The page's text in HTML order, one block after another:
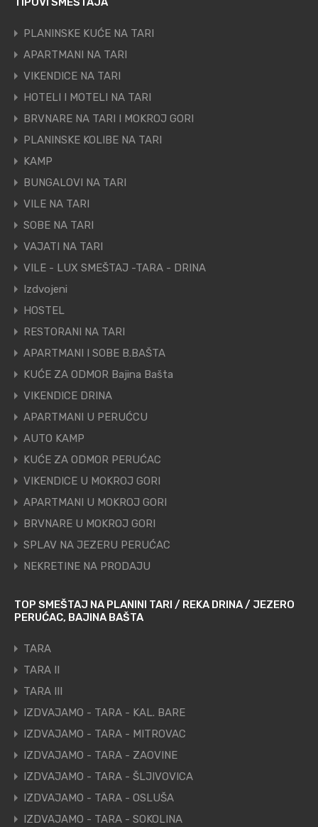
PLANINSKE KUĆE NA TARI
APARTMANI NA TARI
VIKENDICE NA TARI
HOTELI I MOTELI NA TARI
BRVNARE NA TARI I MOKROJ GORI
PLANINSKE KOLIBE NA TARI
KAMP
BUNGALOVI NA TARI
VILE NA TARI
SOBE NA TARI
VAJATI NA TARI
VILE - LUX SMEŠTAJ -TARA - DRINA
Izdvojeni
HOSTEL
RESTORANI NA TARI
APARTMANI I SOBE B.BAŠTA
KUĆE ZA ODMOR Bajina Bašta
VIKENDICE DRINA
APARTMANI U PERUĆCU
AUTO KAMP
KUĆE ZA ODMOR PERUĆAC
VIKENDICE U MOKROJ GORI
APARTMANI U MOKROJ GORI
BRVNARE U MOKROJ GORI
SPLAV NA JEZERU PERUĆAC
NEKRETINE NA PRODAJU
TOP SMEŠTAJ NA PLANINI TARI / REKA DRINA / JEZERO
PERUĆAC, BAJINA BAŠTA
TARA
TARA II
TARA III
IZDVAJAMO - TARA - KAL. BARE
IZDVAJAMO - TARA - MITROVAC
IZDVAJAMO - TARA - ZAOVINE
IZDVAJAMO - TARA - ŠLJIVOVICA
IZDVAJAMO - TARA - OSLUŠA
IZDVAJAMO - TARA - SOKOLINA